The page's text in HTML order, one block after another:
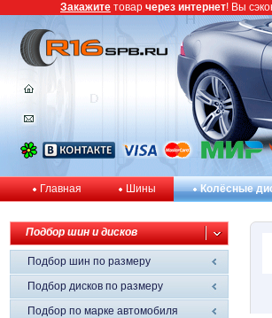
Главная Шины Колёсные
Подбор шин и дисков
Подбор шин по размеру
Подбор дисков по размеру
Подбор по марке автомобиля
Закажите товар через интернет! Вы